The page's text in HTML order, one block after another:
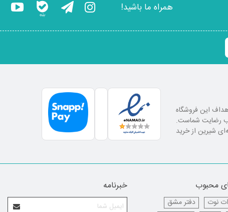
همراه ما باشید!
این فروشگاه
رضایت شماست.
شیرین از خرید
محبوب
نوت
دفتر مشق
خبرنامه